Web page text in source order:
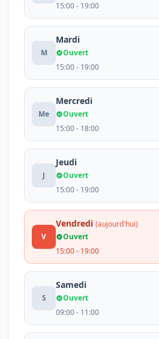
15:00 - 19:00
M
Mardi
Ouvert
15:00 - 19:00
Me
Mercredi
Ouvert
15:00 - 18:00
J
Jeudi
Ouvert
15:00 - 19:00
V
Vendredi (aujourd'hui)
Ouvert
15:00 - 19:00
S
Samedi
Ouvert
09:00 - 11:00